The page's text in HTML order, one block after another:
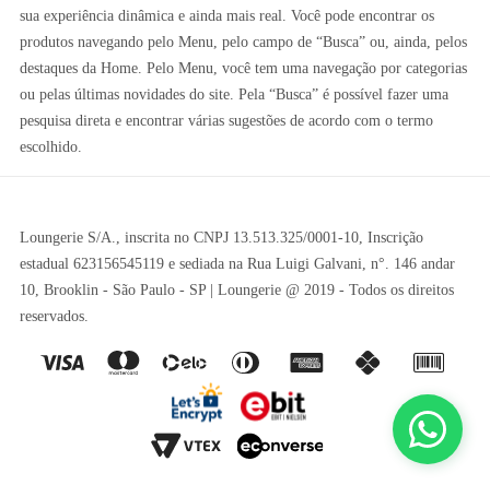
sua experiência dinâmica e ainda mais real. Você pode encontrar os
produtos navegando pelo Menu, pelo campo de “Busca” ou, ainda, pelos
destaques da Home. Pelo Menu, você tem uma navegação por categorias
ou pelas últimas novidades do site. Pela “Busca” é possível fazer uma
pesquisa direta e encontrar várias sugestões de acordo com o termo
escolhido.
Loungerie S/A., inscrita no CNPJ 13.513.325/0001-10, Inscrição
estadual 623156545119 e sediada na Rua Luigi Galvani, n°. 146 andar
10, Brooklin - São Paulo - SP | Loungerie @ 2019 - Todos os direitos
reservados.